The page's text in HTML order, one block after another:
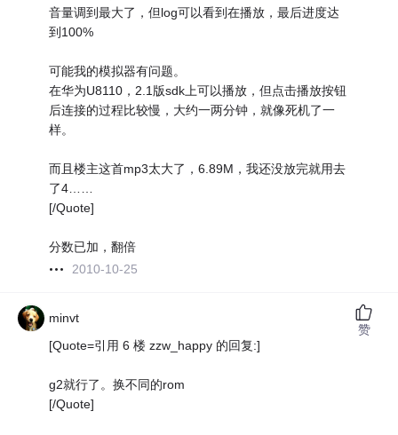
音量调到最大了，但log可以看到在播放，最后进度达
到100%
可能我的模拟器有问题。
在华为U8110，2.1版sdk上可以播放，但点击播放按钮
后连接的过程比较慢，大约一两分钟，就像死机了一
样。
而且楼主这首mp3太大了，6.89M，我还没放完就用去
了4……
[/Quote]
分数已加，翻倍
2010-10-25
minvt
[Quote=引用 6 楼 zzw_happy 的回复:]
g2就行了。换不同的rom
[/Quote]
赞